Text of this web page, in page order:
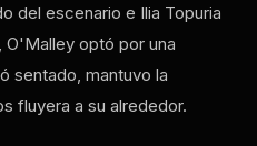
del escenario e Ilia Topuria
optó por una
sentado, mantuvo la
fluyera a su alrededor.